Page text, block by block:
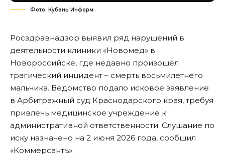
Фото: Кубань Информ
Росздравнадзор выявил ряд нарушений в
деятельности клиники «Новомед» в
Новороссийске, где недавно произошёл
трагический инцидент – смерть восьмилетнего
мальчика. Ведомство подало исковое заявление
в Арбитражный суд Краснодарского края, требуя
привлечь медицинское учреждение к
административной ответственности. Слушание по
иску назначено на 2 июня 2026 года, сообщил
«Коммерсантъ».